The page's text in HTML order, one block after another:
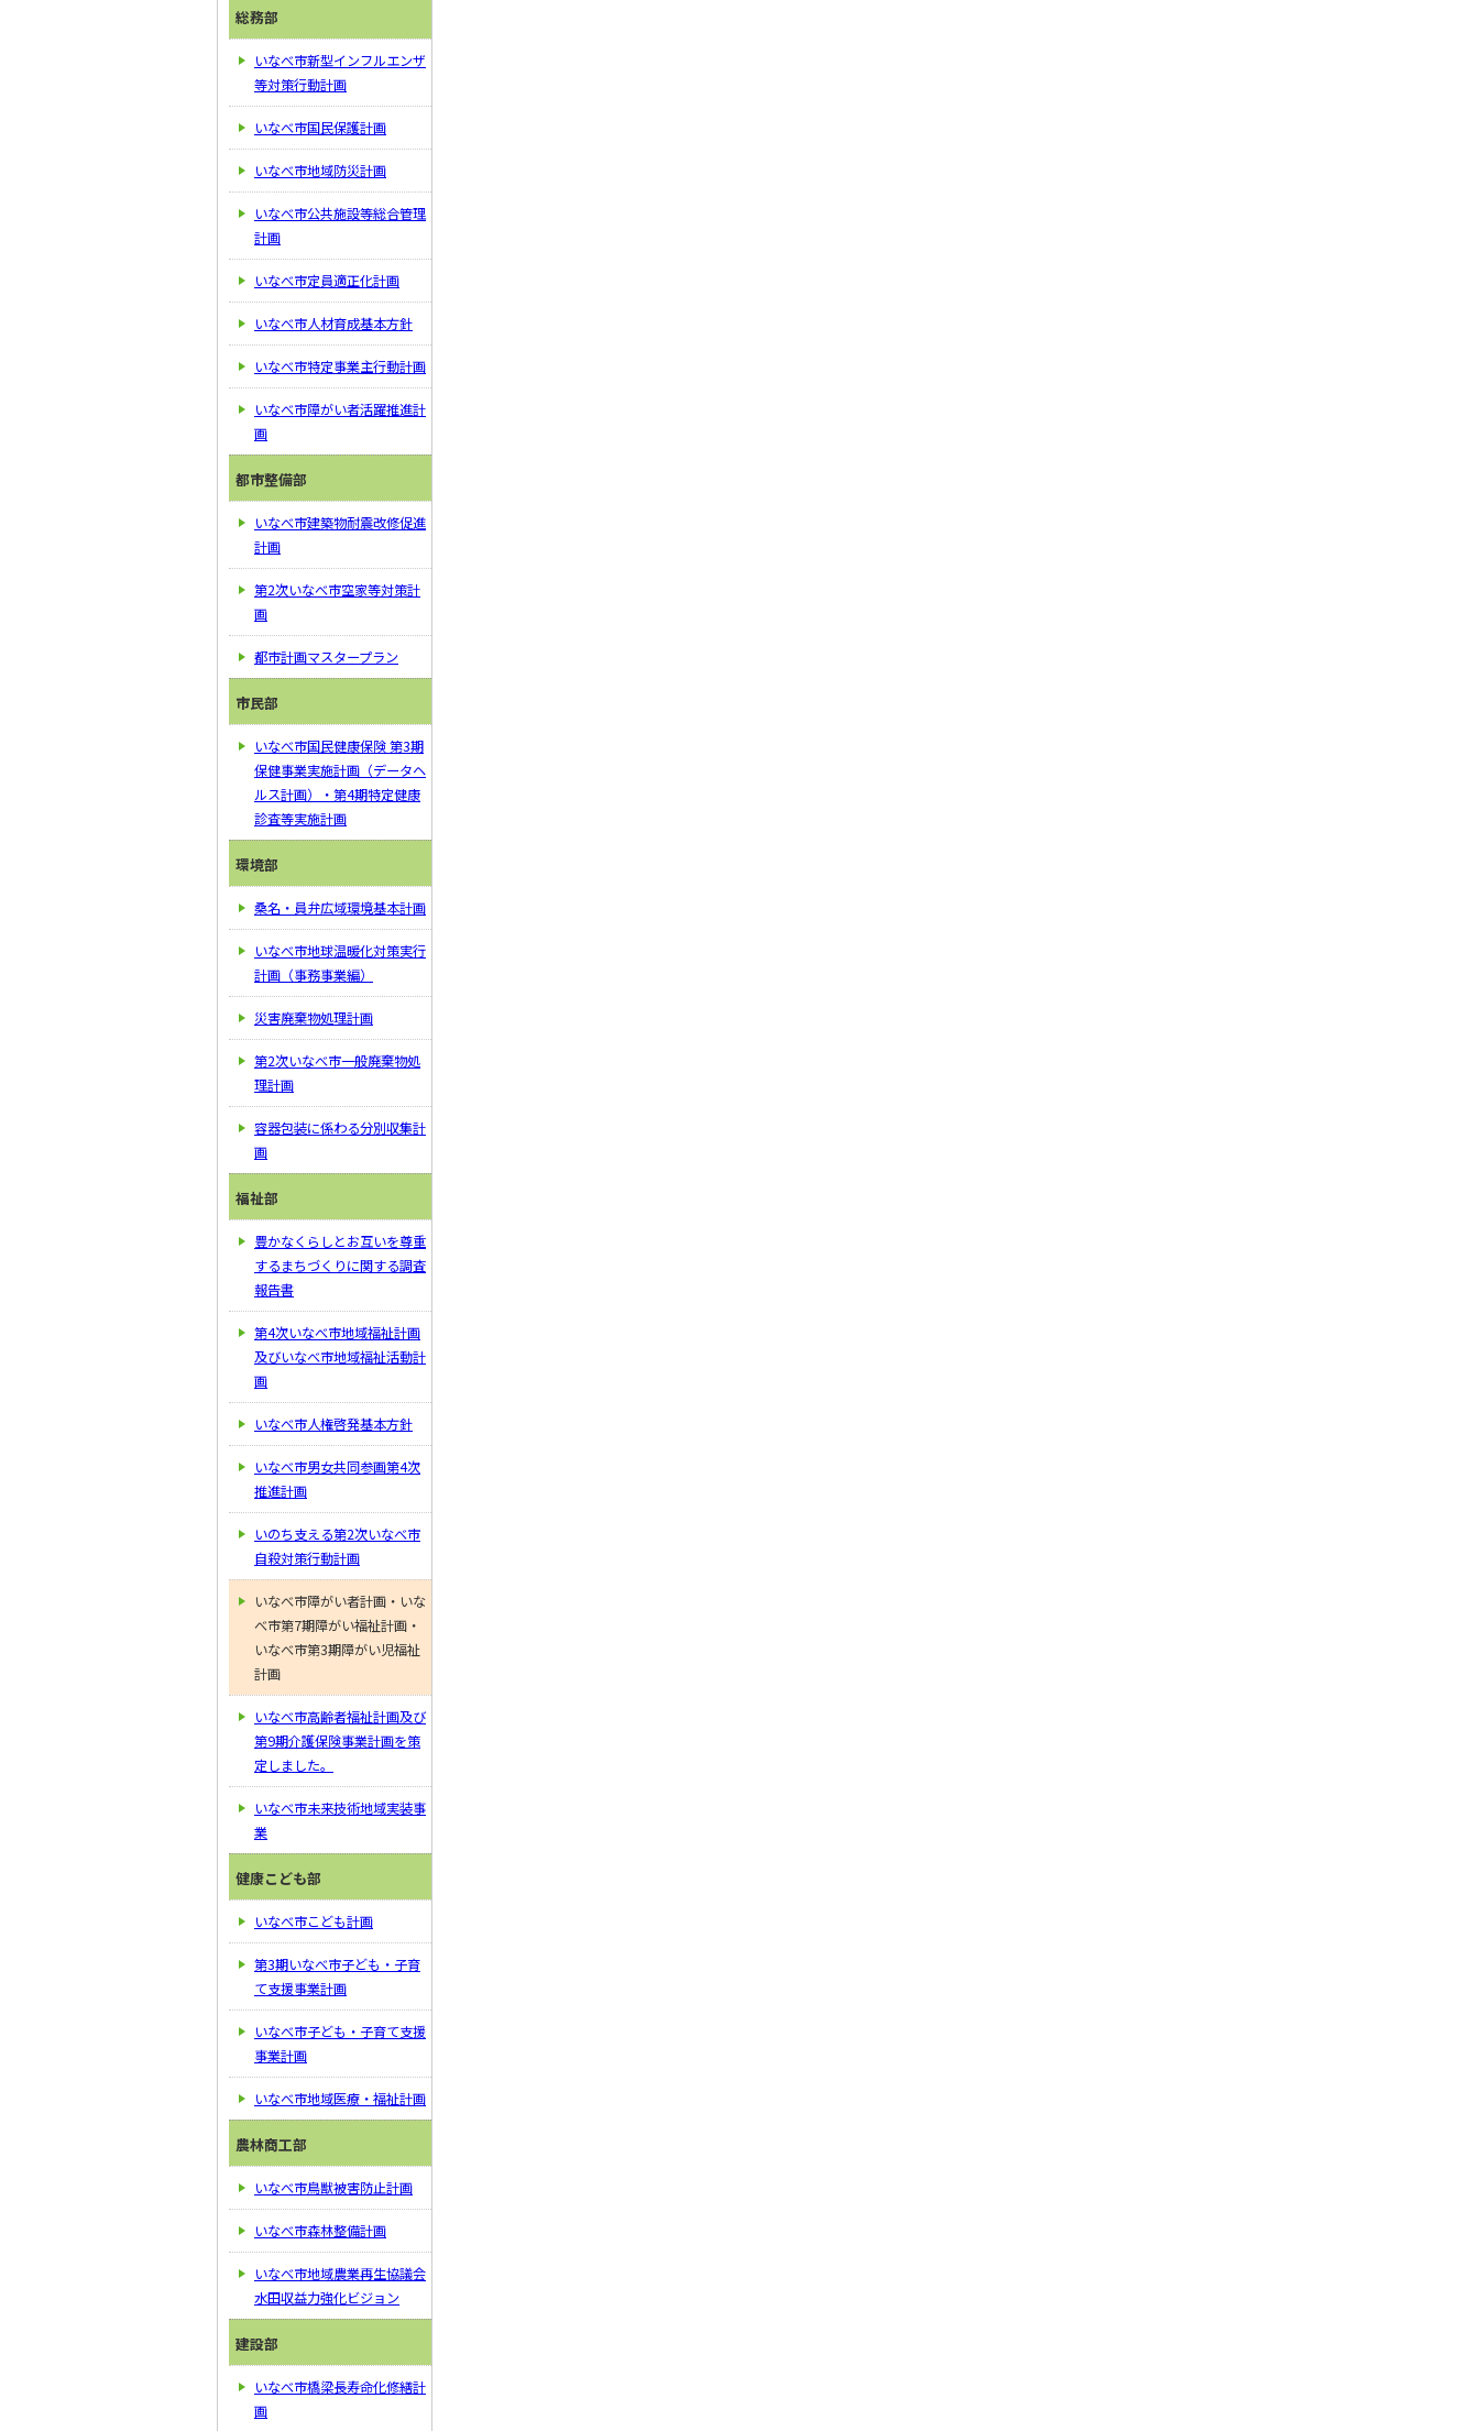
総務部
いなべ市新型インフルエンザ
等対策行動計画
いなべ市国民保護計画
いなべ市地域防災計画
いなべ市公共施設等総合管理
計画
いなべ市定員適正化計画
いなべ市人材育成基本方針
いなべ市特定事業主行動計画
いなべ市障がい者活躍推進計
画
都市整備部
いなべ市建築物耐震改修促進
計画
第2次いなべ市空家等対策計
画
都市計画マスタープラン
市民部
いなべ市国民健康保険 第3期
保健事業実施計画（データヘ
ルス計画）・第4期特定健康
診査等実施計画
環境部
桑名・員弁広域環境基本計画
いなべ市地球温暖化対策実行
計画（事務事業編）
災害廃棄物処理計画
第2次いなべ市一般廃棄物処
理計画
容器包装に係わる分別収集計
画
福祉部
豊かなくらしとお互いを尊重
するまちづくりに関する調査
報告書
第4次いなべ市地域福祉計画
及びいなべ市地域福祉活動計
画
いなべ市人権啓発基本方針
いなべ市男女共同参画第4次
推進計画
いのち支える第2次いなべ市
自殺対策行動計画
いなべ市障がい者計画・いな
べ市第7期障がい福祉計画・
いなべ市第3期障がい児福祉
計画
いなべ市高齢者福祉計画及び
第9期介護保険事業計画を策
定しました。
いなべ市未来技術地域実装事
業
健康こども部
いなべ市こども計画
第3期いなべ市子ども・子育
て支援事業計画
いなべ市子ども・子育て支援
事業計画
いなべ市地域医療・福祉計画
農林商工部
いなべ市鳥獣被害防止計画
いなべ市森林整備計画
いなべ市地域農業再生協議会
水田収益力強化ビジョン
建設部
いなべ市橋梁長寿命化修繕計
画